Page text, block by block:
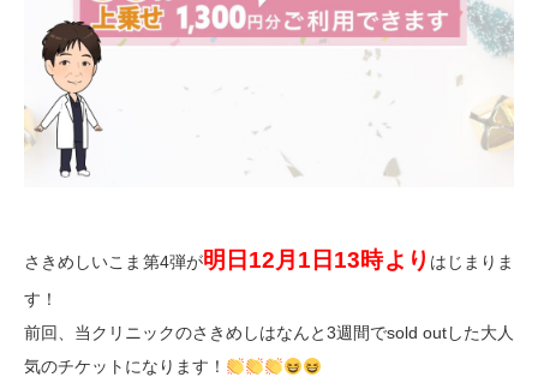
さきめしいこま第4弾が明日12月1日13時より はじまりま
す！
前回、当クリニックのさきめしはなんと3週間でsold outした大人
気のチケットになります！